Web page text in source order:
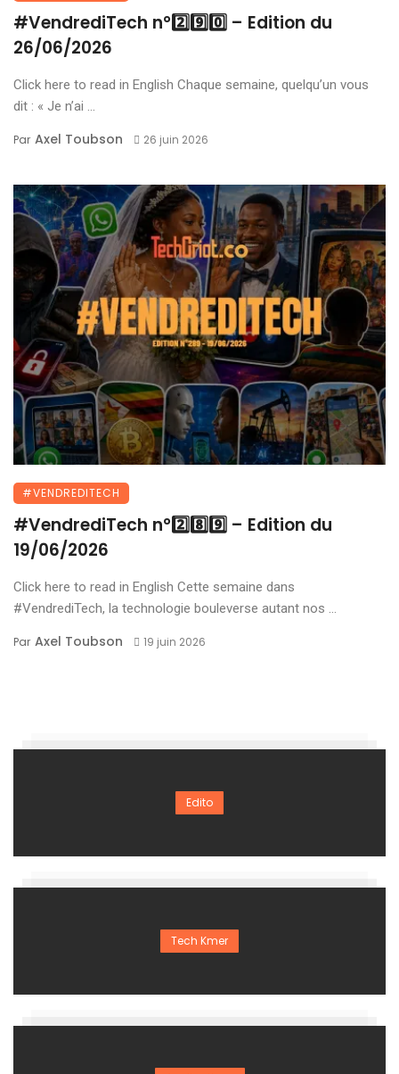
#VendrediTech n°2️⃣9️⃣0️⃣ – Edition du
26/06/2026
Click here to read in English Chaque semaine, quelqu’un vous
dit : « Je n’ai ...
Par Axel Toubson 26 juin 2026
#VENDREDITECH
#VendrediTech n°2️⃣8️⃣9️⃣ – Edition du
19/06/2026
Click here to read in English Cette semaine dans
#VendrediTech, la technologie bouleverse autant nos ...
Par Axel Toubson 19 juin 2026
Edito
Tech Kmer